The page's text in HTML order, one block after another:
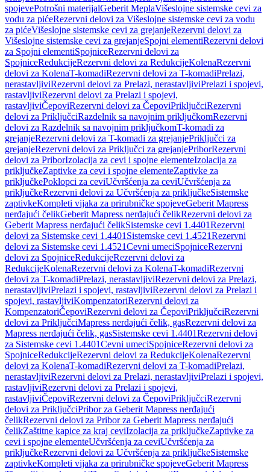
spojevePotrošni materijalGeberit MeplaVišeslojne sistemske cevi za
vodu za pićeRezervni delovi za Višeslojne sistemske cevi za vodu
za pićeVišeslojne sistemske cevi za grejanjeRezervni delovi za
Višeslojne sistemske cevi za grejanjeSpojni elementiRezervni delovi
za Spojni elementiSpojniceRezervni delovi za
SpojniceRedukcijeRezervni delovi za RedukcijeKolenaRezervni
delovi za KolenaT-komadiRezervni delovi za T-komadiPrelazi,
nerastavljiviRezervni delovi za Prelazi, nerastavljiviPrelazi i spojevi,
rastavljiviRezervni delovi za Prelazi i spojevi,
rastavljiviČepoviRezervni delovi za ČepoviPriključciRezervni
delovi za PriključciRazdelnik sa navojnim priključkomRezervni
delovi za Razdelnik sa navojnim priključkomT-komadi za
grejanjeRezervni delovi za T-komadi za grejanjePriključci za
grejanjeRezervni delovi za Priključci za grejanjePriborRezervni
delovi za PriborIzolacija za cevi i spojne elementeIzolacija za
priključkeZaptivke za cevi i spojne elementeZaptivke za
priključkePoklopci za ceviUčvršćenja za ceviUčvršćenja za
priključkeRezervni delovi za Učvršćenja za priključkeSistemske
zaptivkeKompleti vijaka za prirubničke spojeveGeberit Mapress
nerđajući čelikGeberit Mapress nerđajući čelikRezervni delovi za
Geberit Mapress nerđajući čelikSistemske cevi 1.4401Rezervni
delovi za Sistemske cevi 1.4401 Sistemske cevi 1.4521Rezervni
delovi za Sistemske cevi 1.4521Cevni umeciSpojniceRezervni
delovi za SpojniceRedukcijeRezervni delovi za
RedukcijeKolenaRezervni delovi za KolenaT-komadiRezervni
delovi za T-komadiPrelazi, nerastavljiviRezervni delovi za Prelazi,
nerastavljiviPrelazi i spojevi, rastavljiviRezervni delovi za Prelazi i
spojevi, rastavljiviKompenzatoriRezervni delovi za
KompenzatoriČepoviRezervni delovi za ČepoviPriključciRezervni
delovi za PriključciMapress nerđajući čelik, gasRezervni delovi za
Mapress nerđajući čelik, gasSistemske cevi 1.4401Rezervni delovi
za Sistemske cevi 1.4401Cevni umeciSpojniceRezervni delovi za
SpojniceRedukcijeRezervni delovi za RedukcijeKolenaRezervni
delovi za KolenaT-komadiRezervni delovi za T-komadiPrelazi,
nerastavljiviRezervni delovi za Prelazi, nerastavljiviPrelazi i spojevi,
rastavljiviRezervni delovi za Prelazi i spojevi,
rastavljiviČepoviRezervni delovi za ČepoviPriključciRezervni
delovi za PriključciPribor za Geberit Mapress nerđajući
čelikRezervni delovi za Pribor za Geberit Mapress nerđajući
čelikZaštitne kapice za kraj ceviIzolacija za priključkeZaptivke za
cevi i spojne elementeUčvršćenja za ceviUčvršćenja za
priključkeRezervni delovi za Učvršćenja za priključkeSistemske
zaptivkeKompleti vijaka za prirubničke spojeveGeberit Mapress